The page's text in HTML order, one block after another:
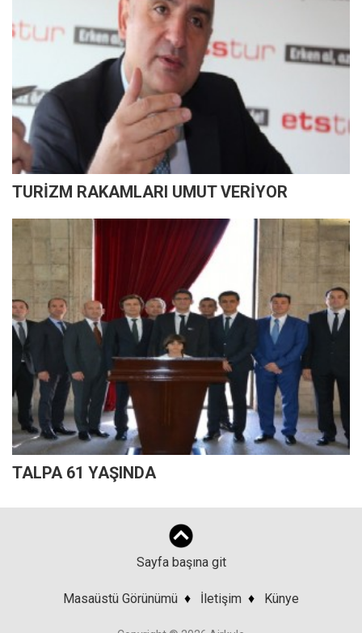
TURİZM RAKAMLARI UMUT VERİYOR
TALPA 61 YAŞINDA
Sayfa başına git
Masaüstü Görünümü ♦ İletişim ♦ Künye